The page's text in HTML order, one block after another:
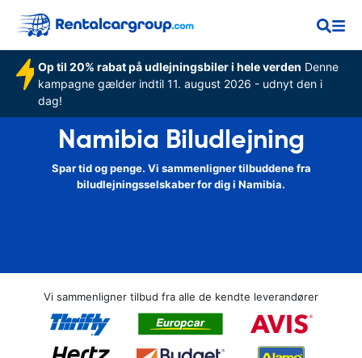
Op til 20% rabat på udlejningsbiler i hele verden Denne
kampagne gælder indtil 11. august 2026 - udnyt den i
dag!
Namibia Biludlejning
Spar tid og penge. Vi sammenligner tilbuddene fra
biludlejningsselskaber for dig i Namibia.
Vi sammenligner tilbud fra alle de kendte leverandører